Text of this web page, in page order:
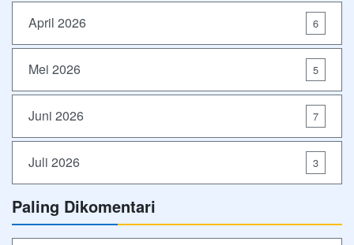
April 2026 6
Mei 2026 5
Juni 2026 7
Juli 2026 3
Paling Dikomentari